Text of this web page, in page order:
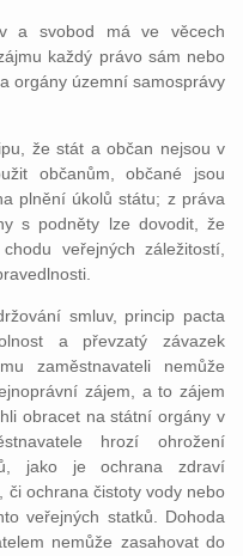
a svobod má ve věcech
každý právo sám nebo
orgány územní samosprávy
že stát a občan nejsou v
občanům, občané jsou
plnění úkolů státu; z práva
s podněty lze dovodit, že
veřejných záležitostí,
smluv, princip pacta
a převzatý závazek
zaměstnavateli nemůže
zájem, a to zájem
obracet na státní orgány v
hrozí ohrožení
jako je ochrana zdraví
ochrana čistoty vody nebo
veřejných statků. Dohoda
nemůže zasahovat do